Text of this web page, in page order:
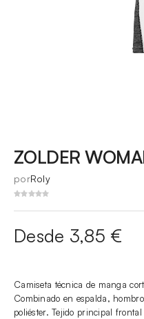
ZOLDER
porRoly
Desde 3,85 €
Camiseta técnica de manga
Combinado en espalda,
poliéster. Tejido principal